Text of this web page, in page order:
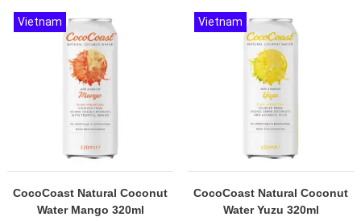
CocoCoast Natural Coconut
Water Mango 320ml
Vietnam
CocoCoast Natural Coconut
Water Yuzu 320ml
Vietnam